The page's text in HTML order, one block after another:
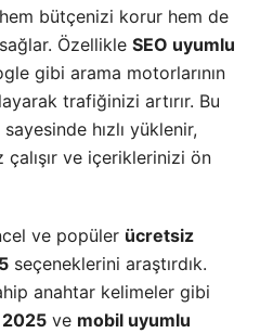
bütçenizi korur hem de
Özellikle SEO uyumlu
gibi arama motorlarının
trafiğinizi artırır. Bu
hızlı yüklenir,
ve içeriklerinizi ön
ve popüler ücretsiz
seçeneklerini araştırdık.
anahtar kelimeler gibi
2025 ve mobil uyumlu